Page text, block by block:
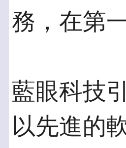
務，在第
藍眼科技
以先進的